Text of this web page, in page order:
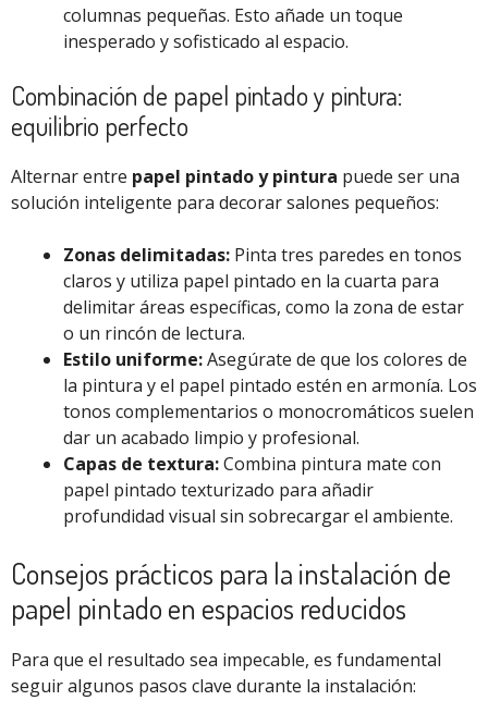
columnas pequeñas. Esto añade un toque
inesperado y sofisticado al espacio.
Combinación de papel pintado y pintura:
equilibrio perfecto
Alternar entre papel pintado y pintura puede ser una
solución inteligente para decorar salones pequeños:
Zonas delimitadas: Pinta tres paredes en tonos
claros y utiliza papel pintado en la cuarta para
delimitar áreas específicas, como la zona de estar
o un rincón de lectura.
Estilo uniforme:Asegúrate de que los colores de
la pintura y el papel pintado estén en armonía. Los
tonos complementarios o monocromáticos suelen
dar un acabado limpio y profesional.
Capas de textura:Combina pintura mate con
papel pintado texturizado para añadir
profundidad visual sin sobrecargar el ambiente.
Consejos prácticos para la instalación de
papel pintado en espacios reducidos
Para que el resultado sea impecable, es fundamental
seguir algunos pasos clave durante la instalación: